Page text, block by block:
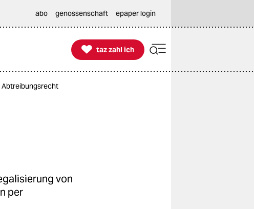
abo genossenschaft epaper login

taz zahl ich
taz zahl ich
Abtreibungsrecht
von
per